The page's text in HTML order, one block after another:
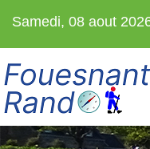
Samedi, 08 aout